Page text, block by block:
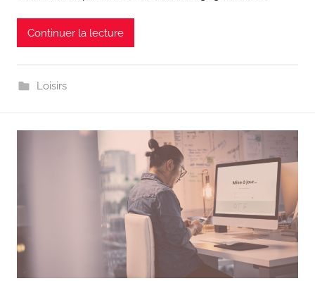
Continuer la lecture
Loisirs